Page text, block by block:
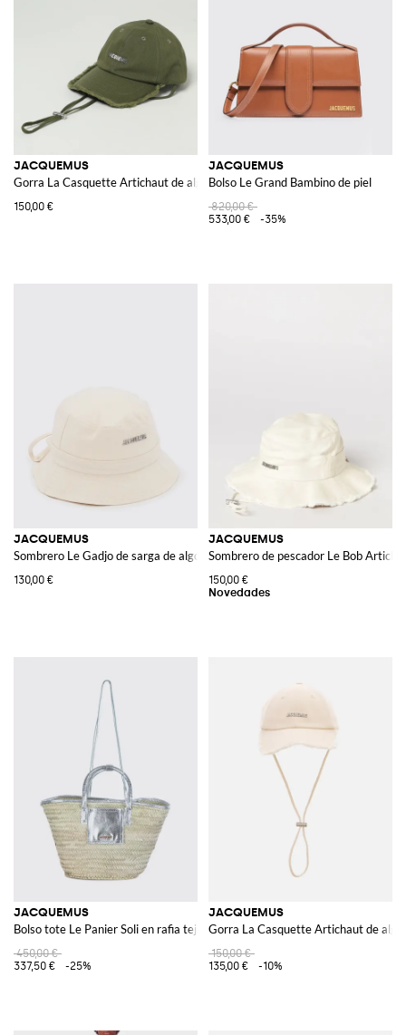
JACQUEMUS
JACQUEMUS
Gorra La Casquette Artichaut de algodón
150,00 €
JACQUEMUS
Bolso Le Grand Bambino de piel
820,00 €
533,00 €
-35%
JACQUEMUS
Sombrero Le Gadjo de sarga de algodón
130,00 €
JACQUEMUS
Sombrero de pescador Le Bob
150,00 €
JACQUEMUS
Bolso tote Le Panier Soli en rafia tejida y piel laminada
450,00 €
337,50 €
-25%
JACQUEMUS
Gorra La Casquette Artichaut de
150,00 €
135,00 €
-10%